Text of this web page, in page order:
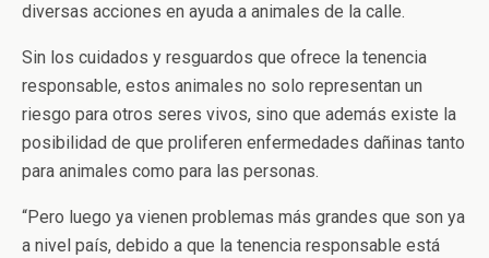
diversas acciones en ayuda a animales de la calle.
Sin los cuidados y resguardos que ofrece la tenencia
responsable, estos animales no solo representan un
riesgo para otros seres vivos, sino que además existe la
posibilidad de que proliferen enfermedades dañinas tanto
para animales como para las personas.
“Pero luego ya vienen problemas más grandes que son ya
a nivel país, debido a que la tenencia responsable está